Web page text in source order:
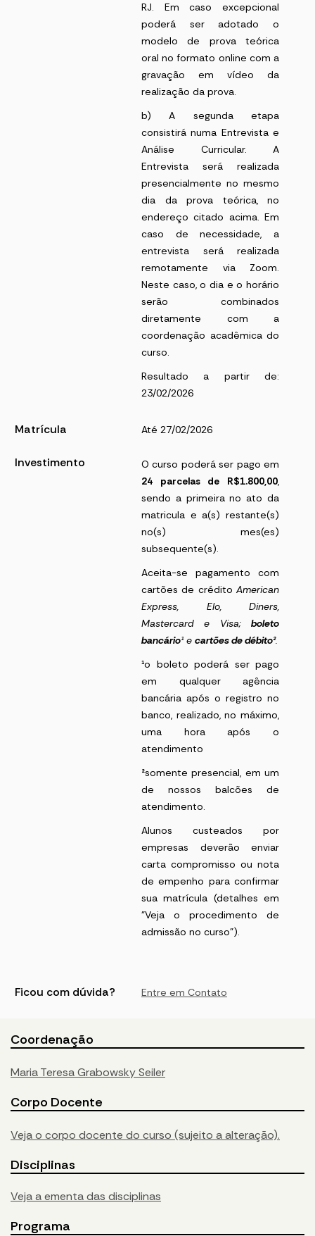
RJ. Em caso excepcional
poderá ser adotado o
modelo de prova teórica
oral no formato online com a
gravação em vídeo da
realização da prova.
b) A segunda etapa
consistirá numa Entrevista e
Análise Curricular. A
Entrevista será realizada
presencialmente no mesmo
dia da prova teórica, no
endereço citado acima. Em
caso de necessidade, a
entrevista será realizada
remotamente via Zoom.
Neste caso, o dia e o horário
serão combinados
diretamente com a
coordenação acadêmica do
curso.
Resultado a partir de:
23/02/2026
Matrícula Até 27/02/2026
Investimento
O curso poderá ser pago em
24 parcelas de R$1.800,00,
sendo a primeira no ato da
matricula e a(s) restante(s)
no(s) mes(es)
subsequente(s).
Aceita-se pagamento com
cartões de crédito American
Express, Elo, Diners,
Mastercard e Visa; boleto
bancário¹e cartões de débito².
¹o boleto poderá ser pago
em qualquer agência
bancária após o registro no
banco, realizado, no máximo,
uma hora após o
atendimento
²somente presencial, em um
de nossos balcões de
atendimento.
Alunos custeados por
empresas deverão enviar
carta compromisso ou nota
de empenho para confirmar
sua matrícula (detalhes em
"Veja o procedimento de
admissão no curso").
Ficou com dúvida? Entre em Contato
Coordenação
Maria Teresa Grabowsky Seiler
Corpo Docente
Veja o corpo docente do curso (sujeito a alteração).
Disciplinas
Veja a ementa das disciplinas
Programa